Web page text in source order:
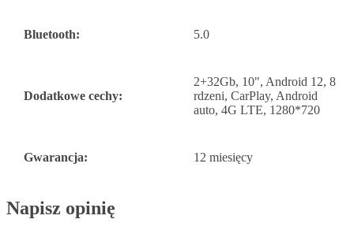
Bluetooth: 5.0
Dodatkowe cechy:
2+32Gb, 10", Android 12, 8
rdzeni, CarPlay, Android
auto, 4G LTE, 1280*720
Gwarancja: 12 miesięcy
Napisz opinię